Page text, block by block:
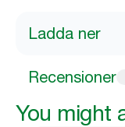
Ladda ner
Recensioner
You might